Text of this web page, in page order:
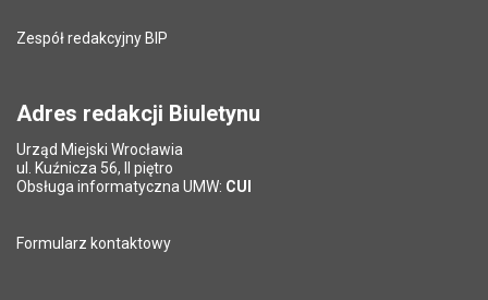
Zespół redakcyjny BIP
Adres redakcji Biuletynu
Urząd Miejski Wrocławia
ul. Kuźnicza 56, II piętro
Obsługa informatyczna UMW: CUI
Formularz kontaktowy